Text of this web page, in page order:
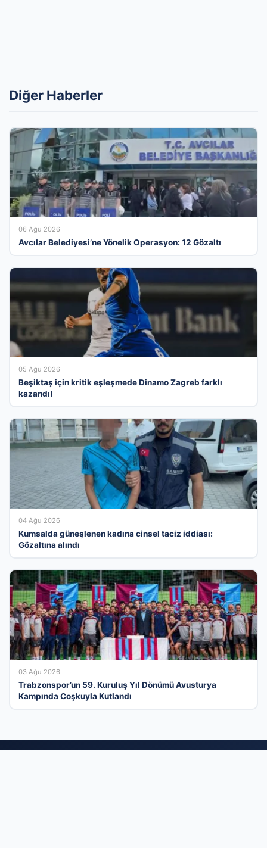
Diğer Haberler
06 Ağu 2026
Avcılar Belediyesi’ne Yönelik Operasyon: 12 Gözaltı
05 Ağu 2026
Beşiktaş için kritik eşleşmede Dinamo Zagreb farklı
kazandı!
04 Ağu 2026
Kumsalda güneşlenen kadına cinsel taciz iddiası:
Gözaltına alındı
03 Ağu 2026
Trabzonspor’un 59. Kuruluş Yıl Dönümü Avusturya
Kampında Coşkuyla Kutlandı